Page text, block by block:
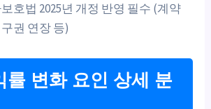
호법 2025년 개정 반영 필수 (계약
권 연장 등)
률 변화 요인 상세 분